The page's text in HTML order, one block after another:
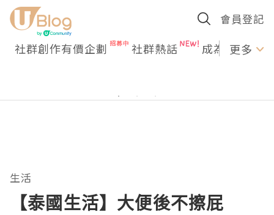
會員登記
社群創作有價企劃 社群熱話 成為U更多
生活
【泰國生活】大便後不擦屁